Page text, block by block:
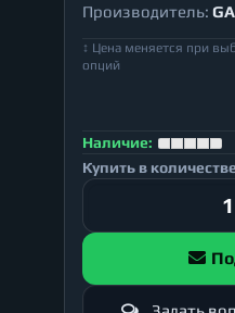
Производитель:
↕ Цена меняется при
опций
Наличие:
Купить в